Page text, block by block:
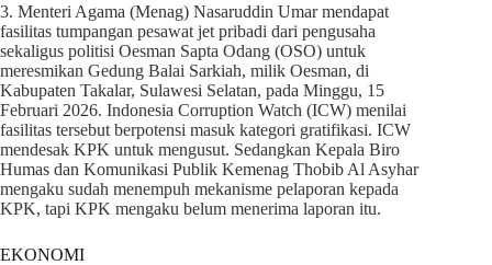
3. Menteri Agama (Menag) Nasaruddin Umar mendapat
fasilitas tumpangan pesawat jet pribadi dari pengusaha
sekaligus politisi Oesman Sapta Odang (OSO) untuk
meresmikan Gedung Balai Sarkiah, milik Oesman, di
Kabupaten Takalar, Sulawesi Selatan, pada Minggu, 15
Februari 2026. Indonesia Corruption Watch (ICW) menilai
fasilitas tersebut berpotensi masuk kategori gratifikasi. ICW
mendesak KPK untuk mengusut. Sedangkan Kepala Biro
Humas dan Komunikasi Publik Kemenag Thobib Al Asyhar
mengaku sudah menempuh mekanisme pelaporan kepada
KPK, tapi KPK mengaku belum menerima laporan itu.
EKONOMI